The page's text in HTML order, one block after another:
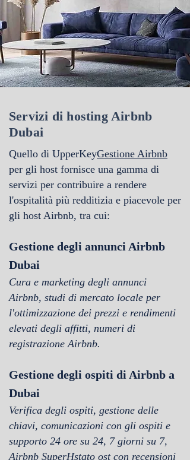
Servizi di hosting Airbnb
Dubai
Quello di UpperKeyGestione Airbnb
per gli host fornisce una gamma di
servizi per contribuire a rendere
l'ospitalità più redditizia e piacevole per
gli host Airbnb, tra cui:
Gestione degli annunci Airbnb
Dubai
Cura e marketing degli annunci
Airbnb, studi di mercato locale per
l'ottimizzazione dei prezzi e rendimenti
elevati degli affitti, numeri di
registrazione Airbnb.
Gestione degli ospiti di Airbnb a
Dubai
Verifica degli ospiti, gestione delle
chiavi, comunicazioni con gli ospiti e
supporto 24 ore su 24, 7 giorni su 7,
Airbnb SuperHstato ost con recensioni